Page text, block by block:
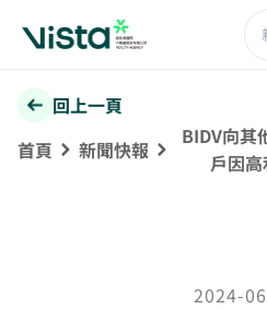
回上一頁
首頁
新聞快報
BIDV向其
戶因
2024-